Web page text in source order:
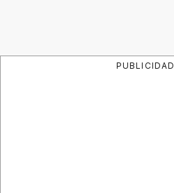
PUBLICIDAD